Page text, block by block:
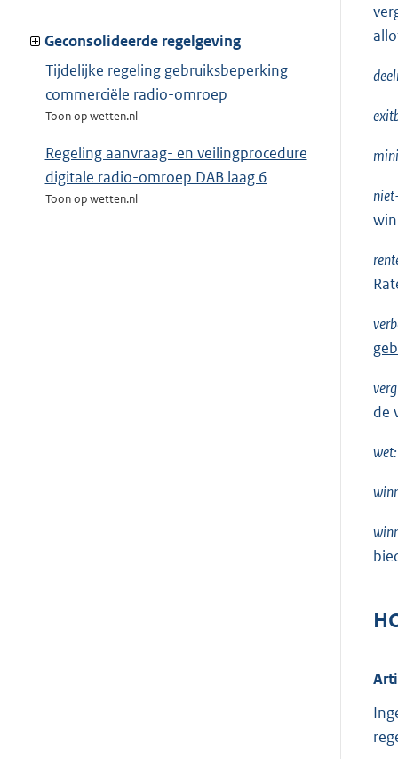
Geconsolideerde regelgeving
Tijdelijke regeling gebruiksbeperking
commerciële radio-omroep
Toon op wetten.nl
Regeling aanvraag- en veilingprocedure
digitale radio-omroep DAB laag 6
Toon op wetten.nl
de
wet: